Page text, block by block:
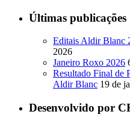
Últimas publicações
Editais Aldir Blanc
2026
Janeiro Roxo 2026
Resultado Final de
Aldir Blanc 19 de
Desenvolvido por